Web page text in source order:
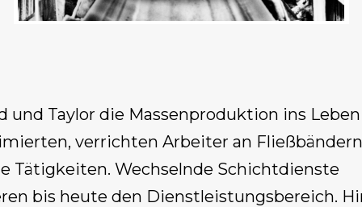
und Taylor die Massenproduktion ins
verrichten Arbeiter an Fließbändern
Tätigkeiten. Wechselnde Schichtdienste
bis heute den Dienstleistungsbereich.